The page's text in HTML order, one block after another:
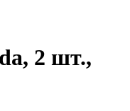
2 шт.,